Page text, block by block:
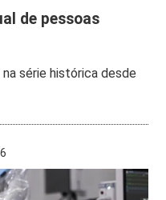
de pessoas
série histórica desde